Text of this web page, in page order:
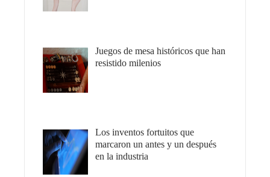
Juegos de mesa históricos que han
resistido milenios
Los inventos fortuitos que
marcaron un antes y un después
en la industria